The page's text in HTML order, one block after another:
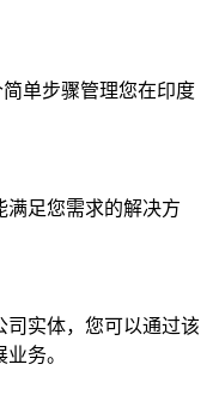
单步骤管理您在印度
满足您需求的解决方
司实体，您可以通过该
务。